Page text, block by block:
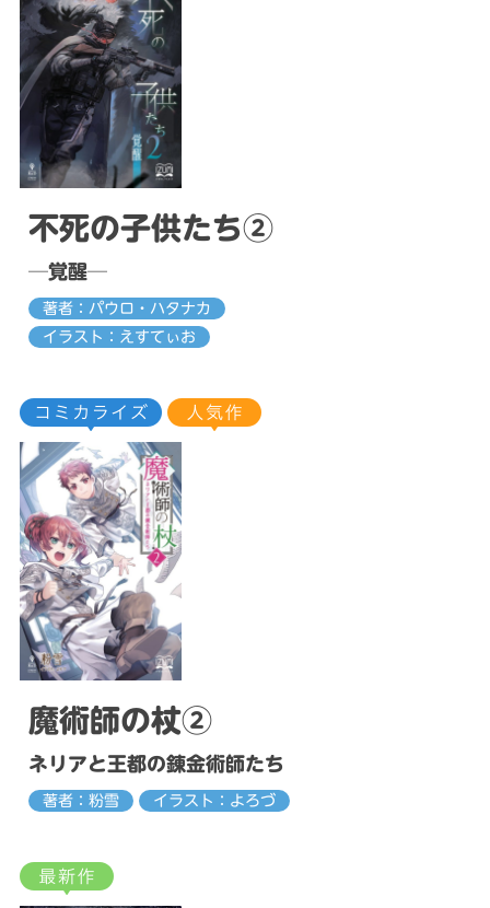
不死の子供たち②
─覚醒─
著者：パウロ・ハタナカ
イラスト：えすてぃお
魔術師の杖②
ネリアと王都の錬金術師たち
著者：粉雪 イラスト：よろづ